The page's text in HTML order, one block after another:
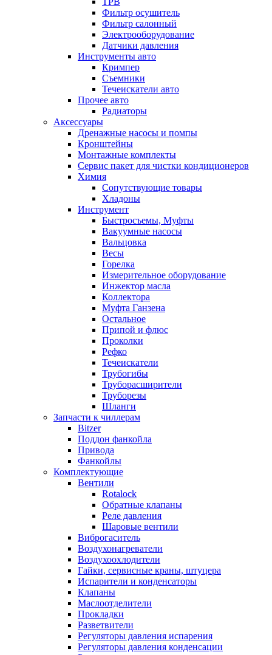
Фильтр осушитель
Фильтр салонный
Электрооборудование
Датчики давления
Инструменты авто
Кримпер
Съемники
Течеискатели авто
Прочее авто
Радиаторы
Аксессуары
Дренажные насосы и помпы
Кронштейны
Монтажные комплекты
Сервис пакет для чистки кондиционеров
Химия
Сопутствующие товары
Хладоны
Инструмент
Быстросъемы, Муфты
Вакуумные насосы
Вальцовка
Весы
Горелка
Измерительное оборудование
Инжектор масла
Коллектора
Муфта Ганзена
Остальное
Припой и флюс
Проколки
Рефко
Течеискатели
Трубогибы
Труборасширители
Труборезы
Шланги
Запчасти к чиллерам
Bitzer
Поддон фанкойла
Привода
Фанкойлы
Комплектующие
Вентили
Rotalock
Обратные клапаны
Реле давления
Шаровые вентили
Виброгаситель
Воздухонагреватели
Воздухоохлодители
Гайки, сервисные краны, штуцера
Испарители и конденсаторы
Клапаны
Маслоотделители
Прокладки
Разветвители
Регуляторы давления испарения
Регуляторы давления конденсации